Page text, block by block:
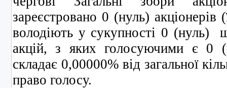
зареєстровано 0 (нуль) акціонерів
володіють у сукупності 0 (нуль)
акцій, з яких голосуючими є 0
складає 0,00000% від загальної
право голосу.